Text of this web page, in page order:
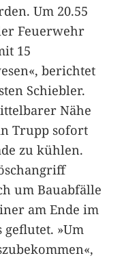
Um 20.55
Feuerwehr
15
berichtet
Schiebler.
Nähe
Trupp sofort
zu kühlen.
um Bauabfälle
am Ende im
»Um